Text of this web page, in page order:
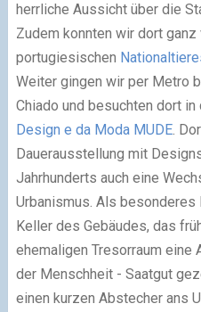
herrliche Aussicht über die
Zudem konnten wir dort
portugiesischen
Weiter gingen wir per Metro
Chiado und besuchten dort in
Design e da Moda MUDE.
Dauerausstellung mit
Jahrhunderts auch eine
Urbanismus. Als
Keller des Gebäudes, das
ehemaligen Tresorraum eine
der Menschheit - Saatgut
einen kurzen Abstecher ans